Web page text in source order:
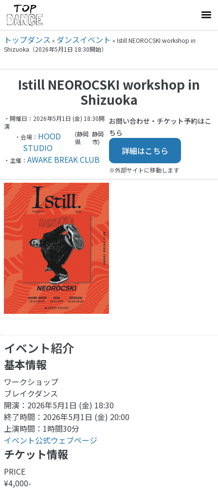
トップダンス » ダンスイベント » Istill NEOROCSKI workshop in
Shizuoka（2026年5月1日 18:30開始）
Istill NEOROCSKI workshop in
Shizuoka
・開催日：2026年5月1日 (金) 18:30開
演
・会場： HOOD
STUDIO
(静岡
県
静岡
市)
・主催： AWAKE BREAK CLUB
お問い合わせ・チケット予約はこ
ちら
詳細はこちら
※外部サイトに移動します
イベント紹介
基本情報
ワークショップ
ブレイクダンス
開演：2026年5月1日 (金) 18:30
終了時間：2026年5月1日 (金) 20:00
上演時間：1時間30分
イベント公式ウェブページ
チケット情報
PRICE
¥4,000-